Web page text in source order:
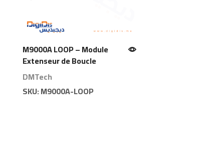
M9000A LOOP – Module
Extenseur de Boucle
Adressable DMTech
DMTech
SKU:M9000A-LOOP